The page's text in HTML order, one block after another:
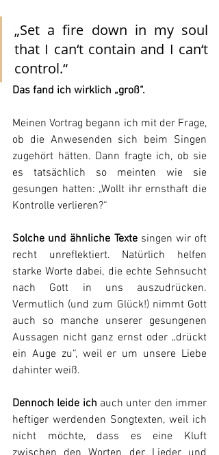
„Set a fire down in my soul
that I can‘t contain and I can‘t
control.“
Das fand ich wirklich „groß“.
Meinen Vortrag begann ich mit der Frage,
ob die Anwesenden sich beim Singen
zugehört hätten. Dann fragte ich, ob sie
es tatsächlich so meinten wie sie
gesungen hatten: „Wollt ihr ernsthaft die
Kontrolle verlieren?“
Solche und ähnliche Texte singen wir oft
recht unreflektiert. Natürlich helfen
starke Worte dabei, die echte Sehnsucht
nach Gott in uns auszudrücken.
Vermutlich (und zum Glück!) nimmt Gott
auch so manche unserer gesungenen
Aussagen nicht ganz ernst oder „drückt
ein Auge zu“, weil er um unsere Liebe
dahinter weiß.
Dennoch leide ich auch unter den immer
heftiger werdenden Songtexten, weil ich
nicht möchte, dass es eine Kluft